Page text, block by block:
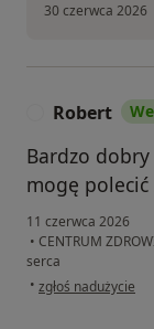
30 czerwca 2026
Robert
Bardzo
mogę
11 czerwca 2026
• CENTRUM
serca
• w opinii
zgłoś nadużycie